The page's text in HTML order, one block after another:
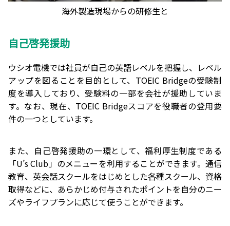
海外製造現場からの研修生と
自己啓発援助
ウシオ電機では社員が自己の英語レベルを把握し、レベル
アップを図ることを目的として、TOEIC Bridgeの受験制
度を導入しており、受験料の一部を会社が援助していま
す。なお、現在、TOEIC Bridgeスコアを役職者の登用要
件の一つとしています。
また、自己啓発援助の一環として、福利厚生制度である
「U’s Club」のメニューを利用することができます。通信
教育、英会話スクールをはじめとした各種スクール、資格
取得などに、あらかじめ付与されたポイントを自分のニー
ズやライフプランに応じて使うことができます。